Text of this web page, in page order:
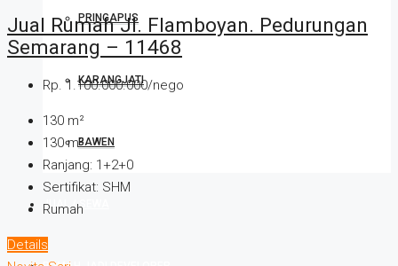
PRINGAPUS
KARANGJATI
BAWEN
JUAL / SEWA
Jual Rumah Jl. Flamboyan. Pedurungan
Semarang – 11468
Rp. 1.100.000.000/nego
130 m²
130 m²
Ranjang: 1+2+0
Sertifikat: SHM
Rumah
Details